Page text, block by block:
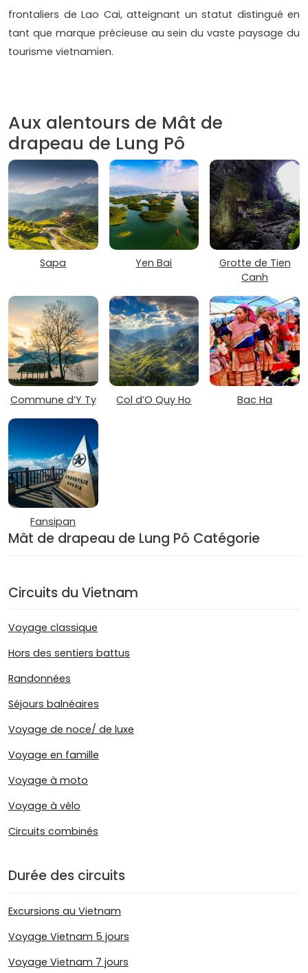
frontaliers de Lao Cai, atteignant un statut distingué en
tant que marque précieuse au sein du vaste paysage du
tourisme vietnamien.
Aux alentours de Mât de
drapeau de Lung Pô
Sapa Yen Bai
Grotte de Tien
Canh
Commune d’Y Ty Col d’O Quy Ho Bac Ha
Fansipan
Mât de drapeau de Lung Pô Catégorie
Circuits du Vietnam
Voyage classique
Hors des sentiers battus
Randonnées
Séjours balnéaires
Voyage de noce/ de luxe
Voyage en famille
Voyage à moto
Voyage à vélo
Circuits combinés
Durée des circuits
Excursions au Vietnam
Voyage Vietnam 5 jours
Voyage Vietnam 7 jours